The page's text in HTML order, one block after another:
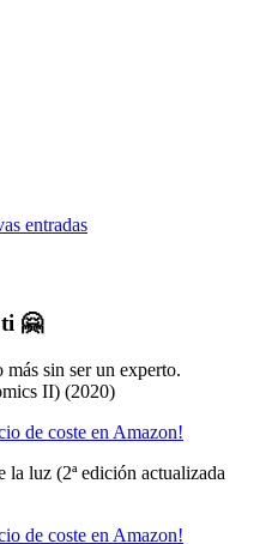
entradas
🤗
sin ser un experto.
II) (2020)
la luz (2ª edición actualizada